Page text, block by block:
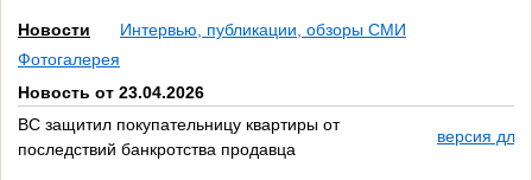
Новости
Интервью, публикации, обзоры СМИ
Фотогалерея
Новость от 23.04.2026
ВС защитил покупательницу квартиры от
последствий банкротства продавца
версия для